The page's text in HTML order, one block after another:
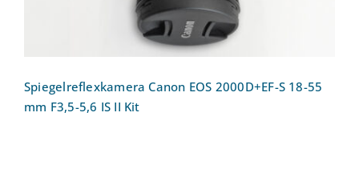
Spiegelreflexkamera Canon EOS 2000D+EF-S 18-55
mm F3,5-5,6 IS II Kit